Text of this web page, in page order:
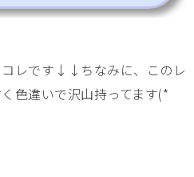
コレです↓↓ちなみに、このレ
色違いで沢山持ってます(*